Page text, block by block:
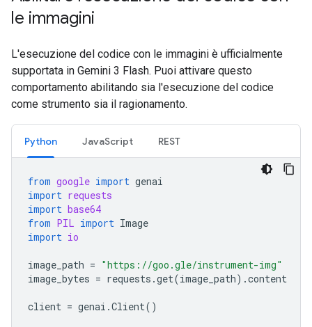
le immagini
L'esecuzione del codice con le immagini è ufficialmente
supportata in Gemini 3 Flash. Puoi attivare questo
comportamento abilitando sia l'esecuzione del codice
come strumento sia il ragionamento.
Python JavaScript REST
from google import genai
import requests
import base64
from PIL import Image
import io
image_path = "https://goo.gle/instrument-img"
image_bytes = requests .get(image_path) .content
client = genai .Client()